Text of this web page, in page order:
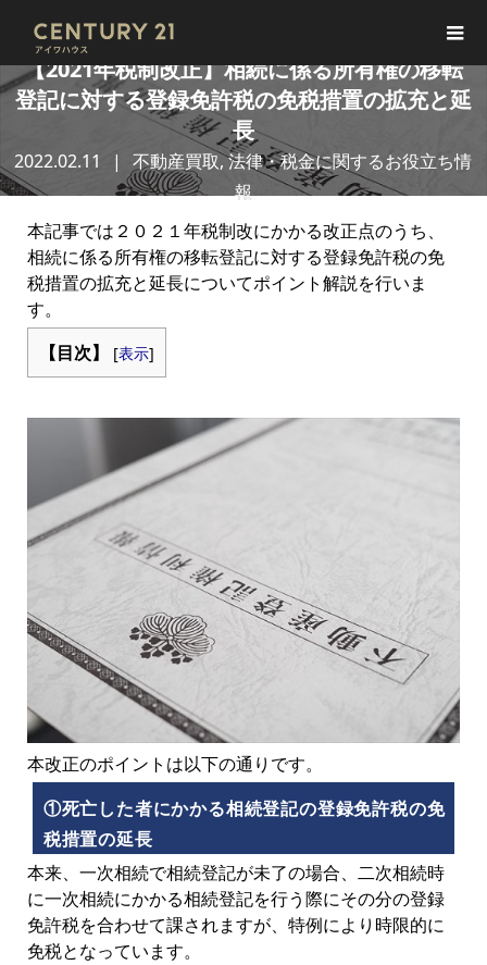
【2021年税制改正】相続に係る所有権の移転
登記に対する登録免許税の免税措置の拡充と延
長
2022.02.11 不動産買取,法律・税金に関するお役立ち情
報
本記事では２０２１年税制改にかかる改正点のうち、
相続に係る所有権の移転登記に対する登録免許税の免
税措置の拡充と延長についてポイント解説を行いま
す。
【目次】
[表示]
本改正のポイントは以下の通りです。
①死亡した者にかかる相続登記の登録免許税の免
税措置の延長
本来、一次相続で相続登記が未了の場合、二次相続時
に一次相続にかかる相続登記を行う際にその分の登録
免許税を合わせて課されますが、特例により時限的に
免税となっています。